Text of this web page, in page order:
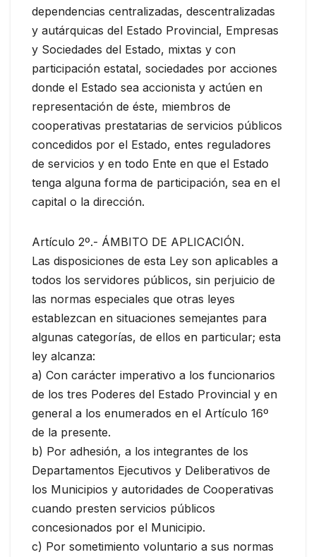
dependencias centralizadas, descentralizadas
y autárquicas del Estado Provincial, Empresas
y Sociedades del Estado, mixtas y con
participación estatal, sociedades por acciones
donde el Estado sea accionista y actúen en
representación de éste, miembros de
cooperativas prestatarias de servicios públicos
concedidos por el Estado, entes reguladores
de servicios y en todo Ente en que el Estado
tenga alguna forma de participación, sea en el
capital o la dirección.
Artículo 2º.- ÁMBITO DE APLICACIÓN.
Las disposiciones de esta Ley son aplicables a
todos los servidores públicos, sin perjuicio de
las normas especiales que otras leyes
establezcan en situaciones semejantes para
algunas categorías, de ellos en particular; esta
ley alcanza:
a) Con carácter imperativo a los funcionarios
de los tres Poderes del Estado Provincial y en
general a los enumerados en el Artículo 16º
de la presente.
b) Por adhesión, a los integrantes de los
Departamentos Ejecutivos y Deliberativos de
los Municipios y autoridades de Cooperativas
cuando presten servicios públicos
concesionados por el Municipio.
c) Por sometimiento voluntario a sus normas